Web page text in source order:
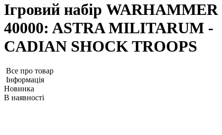
Ігровий набір WARHAMMER
40000: ASTRA MILITARUM -
CADIAN SHOCK TROOPS
Все про товар
Iнформація
Новинка
В наявності